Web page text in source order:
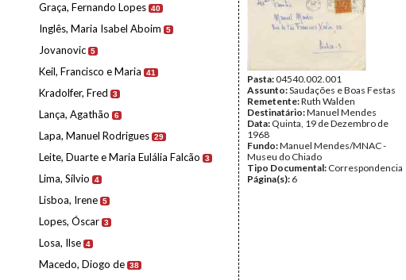
Graça, Fernando Lopes 40
Inglês, Maria Isabel Aboim 5
Jovanovic 5
Keil, Francisco e Maria 41
Kradolfer, Fred 3
Lança, Agathão 6
Lapa, Manuel Rodrigues 29
Leite, Duarte e Maria Eulália Falcão 3
Lima, Sílvio 4
Lisboa, Irene 5
Lopes, Óscar 3
Losa, Ilse 4
Macedo, Diogo de 38
Pasta:04540.002.001
Assunto:Saudações e Boas Festas
Remetente:Ruth Walden
Destinatário:Manuel Mendes
Data: Quinta, 19 de Dezembro de
1968
Fundo:Manuel Mendes/MNAC -
Museu do Chiado
Tipo Documental: Correspondencia
Página(s): 6